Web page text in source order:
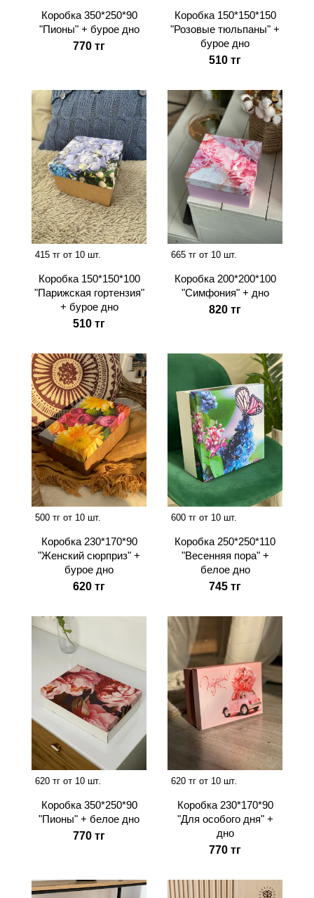
Коробка 350*250*90
"Пионы" + бурое дно
770 тг
Коробка 150*150*150
"Розовые тюльпаны" +
бурое дно
510 тг
415 тг от 10 шт.
Коробка 150*150*100
"Парижская гортензия"
+ бурое дно
510 тг
665 тг от 10 шт.
Коробка 200*200*100
"Симфония" + дно
820 тг
500 тг от 10 шт.
Коробка 230*170*90
"Женский сюрприз" +
бурое дно
620 тг
600 тг от 10 шт.
Коробка 250*250*110
"Весенняя пора" +
белое дно
745 тг
620 тг от 10 шт.
Коробка 350*250*90
"Пионы" + белое дно
770 тг
620 тг от 10 шт.
Коробка 230*170*90
"Для особого дня" +
дно
770 тг